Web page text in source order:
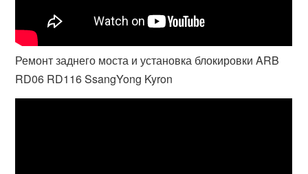
Ремонт заднего моста и установка блокировки ARB
RD06 RD116 SsangYong Kyron